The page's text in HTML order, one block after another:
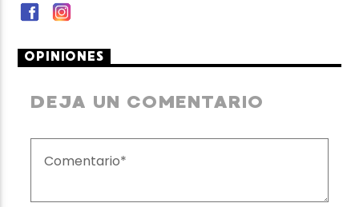
OPINIONES
DEJA UN COMENTARIO